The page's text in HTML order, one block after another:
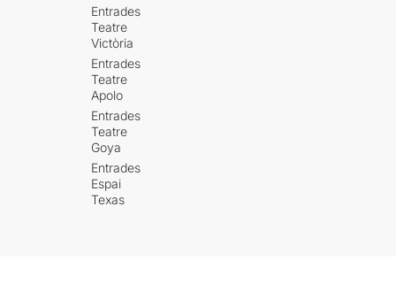
Entrades
Teatre
Victòria
Entrades
Teatre
Apolo
Entrades
Teatre
Goya
Entrades
Espai
Texas